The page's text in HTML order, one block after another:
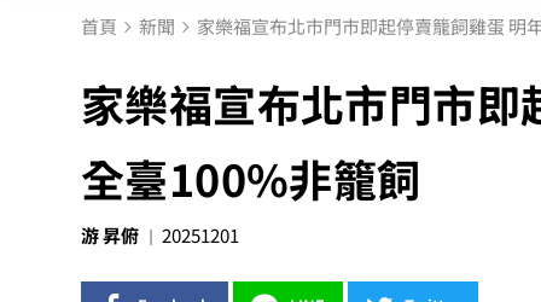
首頁 新聞 家樂福宣布北市門市即起停賣籠飼雞蛋 明
家樂福宣布北市門市
全臺100%非籠飼
游 昇俯 20251201